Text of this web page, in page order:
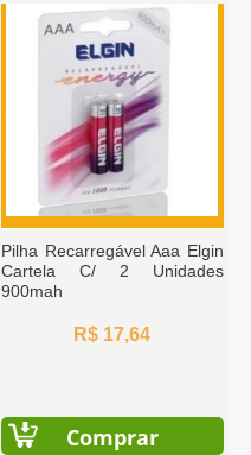
Pilha Recarregável Aaa Elgin
Cartela C/ 2 Unidades
900mah
R$ 17,64
Comprar